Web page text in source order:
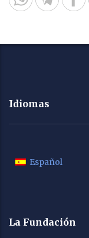
Idiomas
Español
La Fundación